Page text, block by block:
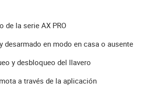
de la serie AX PRO
desarmado en modo en casa o ausente
y desbloqueo del llavero
a través de la aplicación